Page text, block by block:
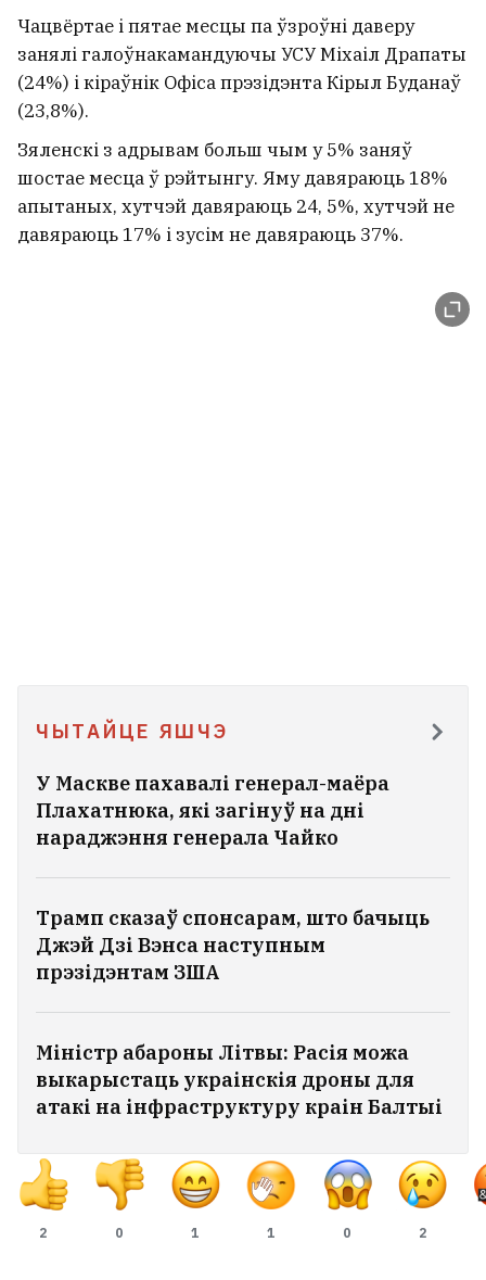
Чацвёртае і пятае месцы па ўзроўні даверу
занялі галоўнакамандуючы УСУ Міхаіл Драпаты
(24%) і кіраўнік Офіса прэзідэнта Кірыл Буданаў
(23,8%).
Зяленскі з адрывам больш чым у 5% заняў
шостае месца ў рэйтынгу. Яму давяраюць 18%
апытаных, хутчэй давяраюць 24, 5%, хутчэй не
давяраюць 17% і зусім не давяраюць 37%.
ЧЫТАЙЦЕ ЯШЧЭ
У Маскве пахавалі генерал-маёра
Плахатнюка, які загінуў на дні
нараджэння генерала Чайко
Трамп сказаў спонсарам, што бачыць
Джэй Дзі Вэнса наступным
прэзідэнтам ЗША
Міністр абароны Літвы: Расія можа
выкарыстаць украінскія дроны для
атакі на інфраструктуру краін Балтыі
2 0 1 1 0 2